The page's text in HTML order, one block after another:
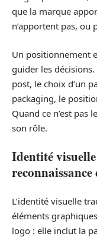
que la marque
n’apportent pas, ou
Un positionnement
guider les décisions.
post, le choix d’un
packaging, le
Quand ce n’est pas
son rôle.
Identité
L’identité visuelle
éléments
logo : elle inclut la